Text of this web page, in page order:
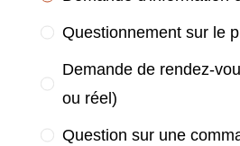
Questionnement sur le
Demande de rendez-
ou réel)
Question sur une